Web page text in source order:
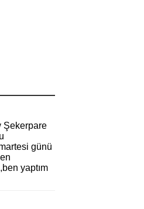
Şekerpare
günü
yaptım